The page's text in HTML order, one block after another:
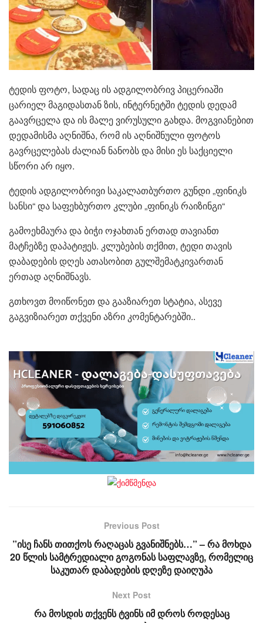
ტედის ფოტო, სადაც ის ადგილობრივ პიცერიაში
ცარიელ მაგიდასთან ზის, ინტერნეტში ტედის დედამ
გაავრცელა და ის მალე ვირუსული გახდა. მოგვიანებით
დედამისმა აღნიშნა, რომ ის აღნიშნული ფოტოს
გავრცელებას ძალიან ნანობს და მისი ეს საქციელი
სწორი არ იყო.
ტედის ადგილობრივი საკალათბურთო გუნდი „ფინიკს
სანსი“ და საფეხბურთო კლუბი „ფინიკს რაიზინგი“
გამოეხმაურა და ბიჭი ოჯახთან ერთად თავიანთ
მატჩებზე დაპატიჟეს. კლუბების თქმით, ტედი თავის
დაბადების დღეს ათასობით გულშემატკივართან
ერთად აღნიშნავს.
გთხოვთ მოიწონეთ და გააზიარეთ სტატია, ასევე
გაგვიზიარეთ თქვენი აზრი კომენტარებში..
Previous Post
”ისე ჩანს თითქოს რაღაცას გვანიშნებს…” – რა მოხდა
20 წლის სამტრედიალი გოგონას საფლავზე, რომელიც
საკუთარ დაბადების დღეზე დაიღუპა
Next Post
რა მოსდის თქვენს ტვინს იმ დროს როდესაც